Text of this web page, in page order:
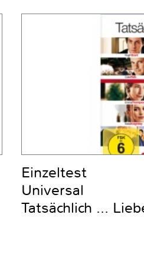
Einzeltest
Universal
Tatsächlich ...